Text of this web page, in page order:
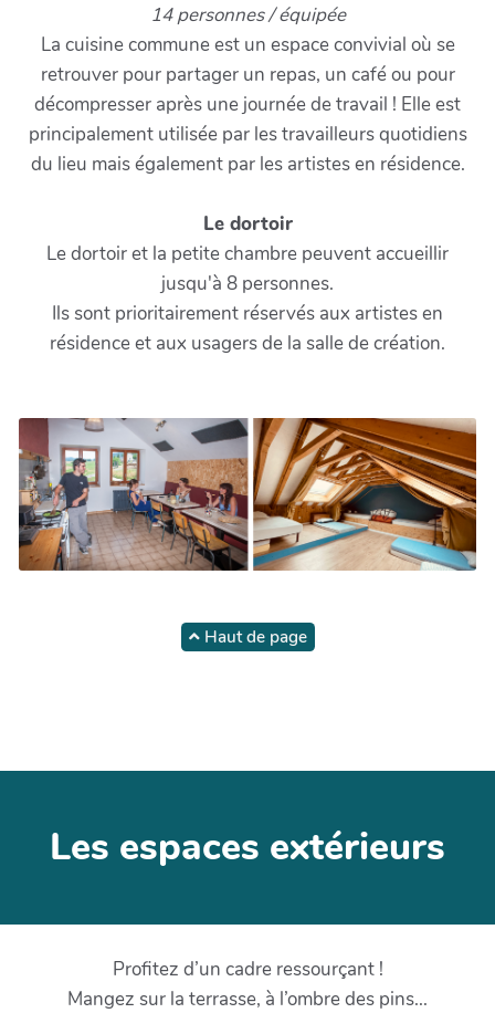
14 personnes / équipée
La cuisine commune est un espace convivial où se
retrouver pour partager un repas, un café ou pour
décompresser après une journée de travail ! Elle est
principalement utilisée par les travailleurs quotidiens
du lieu mais également par les artistes en résidence.
Le dortoir
Le dortoir et la petite chambre peuvent accueillir
jusqu'à 8 personnes.
Ils sont prioritairement réservés aux artistes en
résidence et aux usagers de la salle de création.
Haut de page
Les espaces extérieurs
Profitez d’un cadre ressourçant !
Mangez sur la terrasse, à l’ombre des pins...